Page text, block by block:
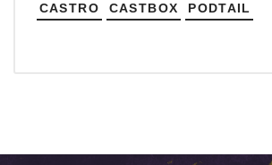
CASTRO CASTBOX PODTAIL